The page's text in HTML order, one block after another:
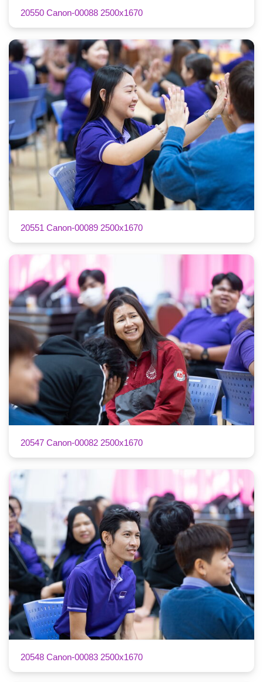
20550 Canon-00088 2500x1670
20551 Canon-00089 2500x1670
20547 Canon-00082 2500x1670
20548 Canon-00083 2500x1670